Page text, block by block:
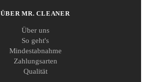
ÜBER MR. CLEANER
Über uns
So geht's
Mindestabnahme
Zahlungsarten
Qualität